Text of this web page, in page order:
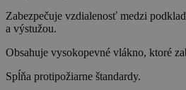
Zabezpečuje vzdialenosť medzi
a výstužou.
Obsahuje vysokopevné vlákno, ktoré
Spĺňa protipožiarne štandardy.